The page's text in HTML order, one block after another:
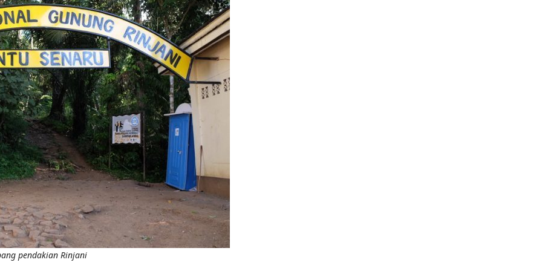
pendakian Rinjani